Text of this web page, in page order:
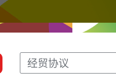
经贸协议